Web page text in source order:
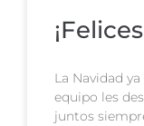
La Navidad ya
equipo les
juntos